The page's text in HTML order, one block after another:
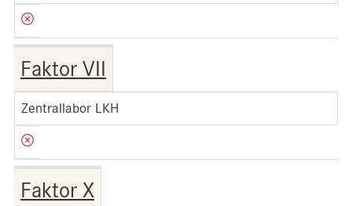
Faktor VII
Zentrallabor LKH
Faktor X